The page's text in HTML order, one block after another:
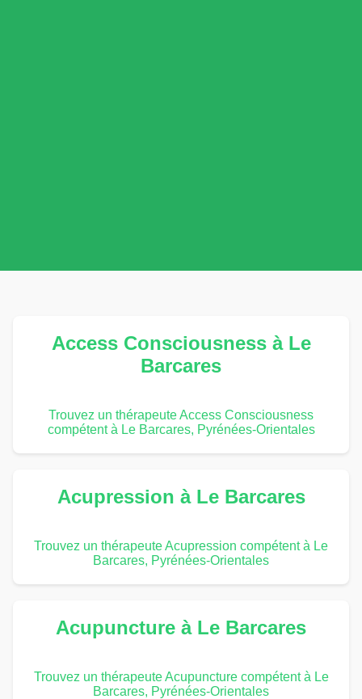
Access Consciousness à Le
Barcares
Trouvez un thérapeute Access Consciousness
compétent à Le Barcares, Pyrénées-Orientales
Acupression à Le Barcares
Trouvez un thérapeute Acupression compétent à Le
Barcares, Pyrénées-Orientales
Acupuncture à Le Barcares
Trouvez un thérapeute Acupuncture compétent à Le
Barcares, Pyrénées-Orientales